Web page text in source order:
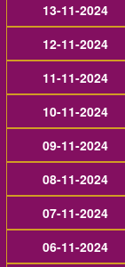
13-11-2024
12-11-2024
11-11-2024
10-11-2024
09-11-2024
08-11-2024
07-11-2024
06-11-2024